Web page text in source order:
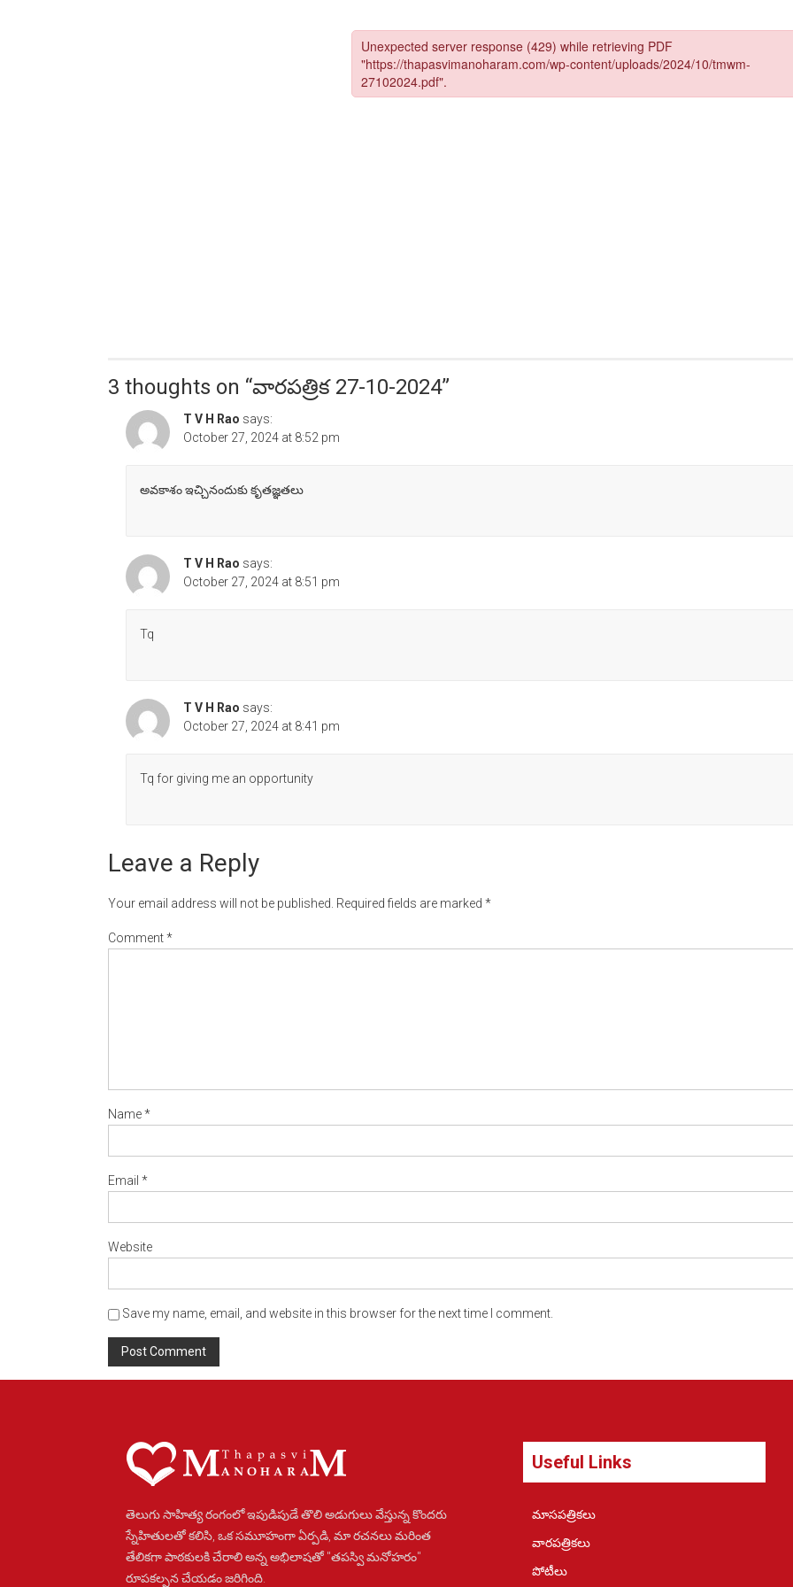
3 thoughts on “వారపత్రిక 27-10-2024”
T V H Rao says:
October 27, 2024 at 8:52 pm
అవకాశం ఇచ్చినందుకు కృతజ్ఞతలు
T V H Rao says:
October 27, 2024 at 8:51 pm
Tq
T V H Rao says:
October 27, 2024 at 8:41 pm
Tq for giving me an opportunity
Leave a Reply
Your email address will not be published. Required fields are marked *
Comment*
Name*
Email *
Website
Save my name, email, and website in this browser for the next time I comment.
తెలుగు సాహిత్య రంగంలో ఇపుడిపుడే తొలి అడుగులు వేస్తున్న కొందరు
స్నేహితులతో కలిసి, ఒక సమూహంగా ఏర్పడి, మా రచనలు మరింత
తేలికగా పాఠకులకి చేరాలి అన్న అభిలాషతో "తపస్వి మనోహరం"
రూపకల్పన చేయడం జరిగింది.
Useful Links
మాసపత్రికలు
వారపత్రికలు
పోటీలు